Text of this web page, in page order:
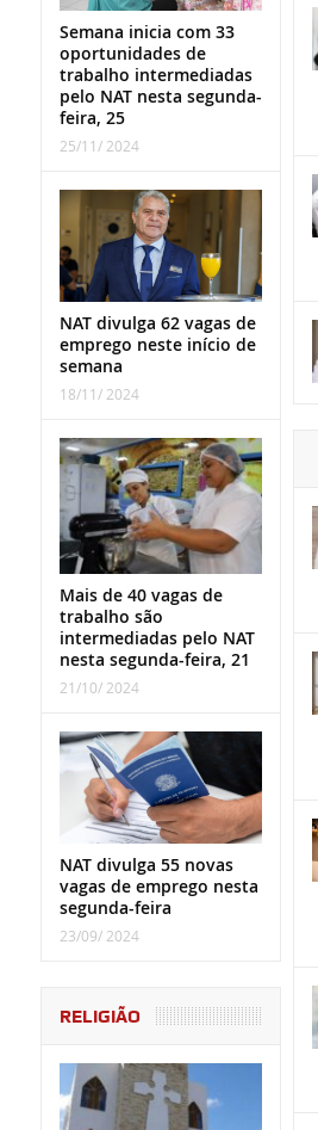
Semana inicia com 33
oportunidades de
trabalho intermediadas
pelo NAT nesta segunda-
feira, 25
25/11/ 2024
NAT divulga 62 vagas de
emprego neste início de
semana
18/11/ 2024
Mais de 40 vagas de
trabalho são
intermediadas pelo NAT
nesta segunda-feira, 21
21/10/ 2024
NAT divulga 55 novas
vagas de emprego nesta
segunda-feira
23/09/ 2024
RELIGIÃO